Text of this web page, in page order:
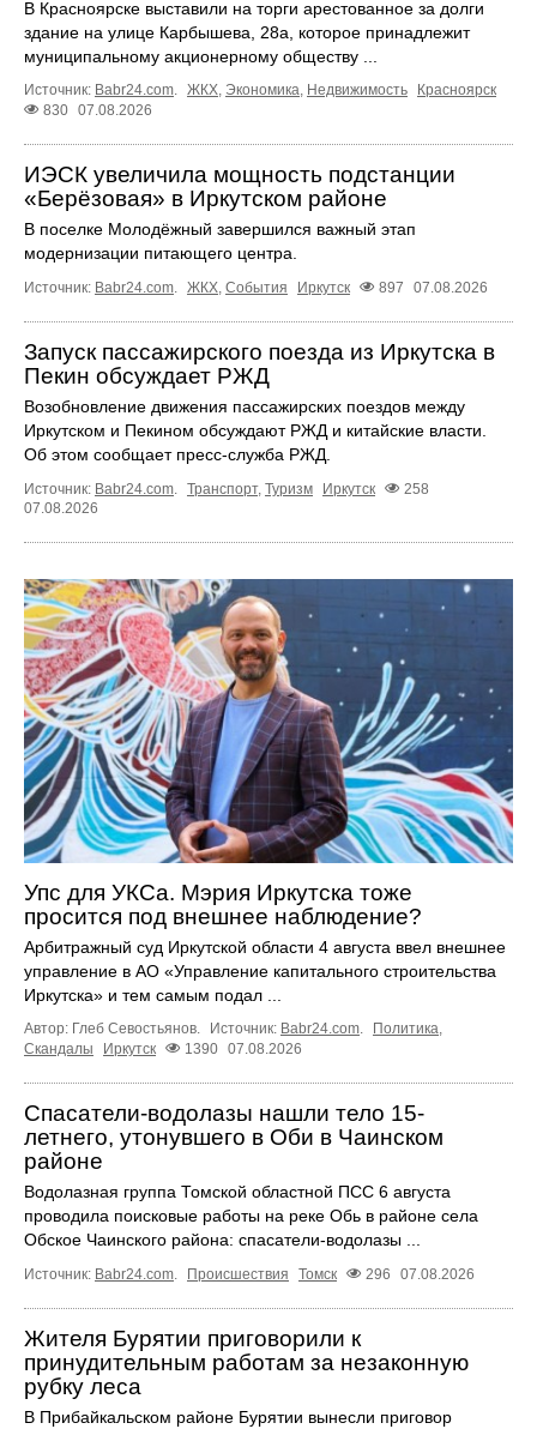
В Красноярске выставили на торги арестованное за долги
здание на улице Карбышева, 28а, которое принадлежит
муниципальному акционерному обществу ...
Источник: Babr24.com ЖКХ Экономика Недвижимость
Красноярск
830 07.08.2026
ИЭСК увеличила мощность подстанции
«Берёзовая» в Иркутском районе
В поселке Молодёжный завершился важный этап
модернизации питающего центра.
Источник: Babr24.com. ЖКХ, События Иркутск 897 07.08.2026
Запуск пассажирского поезда из Иркутска в
Пекин обсуждает РЖД
Возобновление движения пассажирских поездов между
Иркутском и Пекином обсуждают РЖД и китайские власти.
Об этом сообщает пресс‑служба РЖД.
Источник: Babr24.com. Транспорт, Туризм Иркутск
258
07.08.2026
Упс для УКСа. Мэрия Иркутска тоже
просится под внешнее наблюдение?
Арбитражный суд Иркутской области 4 августа ввел внешнее
управление в АО «Управление капитального строительства
Иркутска» и тем самым подал ...
Автор: Глеб Севостьянов. Источник: Babr24.com Политика
Скандалы
Иркутск 1390 07.08.2026
Спасатели-водолазы нашли тело 15-
летнего, утонувшего в Оби в Чаинском
районе
Водолазная группа Томской областной ПСС 6 августа
проводила поисковые работы на реке Обь в районе села
Обское Чаинского района: спасатели-водолазы ...
Источник: Babr24.com. Происшествия Томск 296 07.08.2026
Жителя Бурятии приговорили к
принудительным работам за незаконную
рубку леса
В Прибайкальском районе Бурятии вынесли приговор